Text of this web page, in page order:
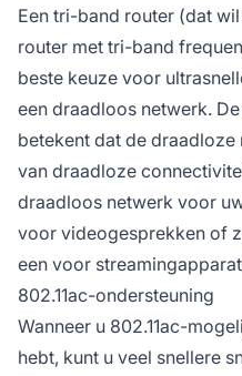
Een tri-band router (dat
router met tri-band
beste keuze voor
een draadloos netwerk.
betekent dat de
van draadloze
draadloos netwerk voor
voor videogesprekken of
een voor
802.11ac-ondersteuning
Wanneer u 802.11ac-
hebt, kunt u veel snellere